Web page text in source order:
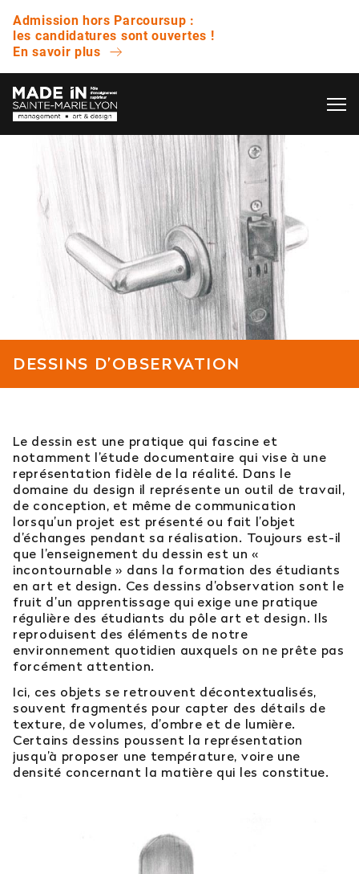
Admission hors Parcoursup :
les candidatures sont ouvertes !
En savoir plus
VIE ÉTUDIANTE
ENTREPRISE
NOS RÉSULTATS
DESSINS D’OBSERVATION
Le dessin est une pratique qui fascine et
notamment l’étude documentaire qui vise à une
représentation fidèle de la réalité. Dans le
domaine du design il représente un outil de travail,
de conception, et même de communication
lorsqu’un projet est présenté ou fait l’objet
d’échanges pendant sa réalisation. Toujours est-il
que l’enseignement du dessin est un «
incontournable » dans la formation des étudiants
en art et design. Ces dessins d’observation sont le
fruit d’un apprentissage qui exige une pratique
régulière des étudiants du pôle art et design. Ils
reproduisent des éléments de notre
environnement quotidien auxquels on ne prête pas
forcément attention.
Ici, ces objets se retrouvent décontextualisés,
souvent fragmentés pour capter des détails de
texture, de volumes, d’ombre et de lumière.
Certains dessins poussent la représentation
jusqu’à proposer une température, voire une
densité concernant la matière qui les constitue.
QUESTIONS FRÉQUENTES
Avez-vous des journées portes ouvertes ?
Quelle est la différence entre un bachelor et
une licence ?
Est-ce que vous proposez des bourses ?
Est-il possible d’intégrer l’école en 2e ou 3e
Quelles sont les poursuites d’études ?
Afficher plus
Orientation : vous ne trouvez
pas votre réponse ?
Contactez notre service orientation
04 81 92 60 83